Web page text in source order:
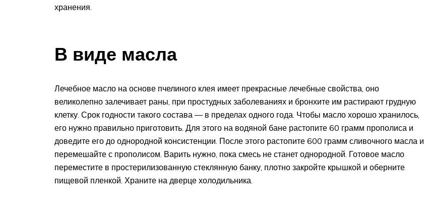
хранения.
В виде масла
Лечебное масло на основе пчелиного клея имеет прекрасные лечебные свойства, оно
великолепно залечивает раны, при простудных заболеваниях и бронхите им растирают грудную
клетку. Срок годности такого состава — в пределах одного года. Чтобы масло хорошо хранилось,
его нужно правильно приготовить. Для этого на водяной бане растопите 60 грамм прополиса и
доведите его до однородной консистенции. После этого растопите 600 грамм сливочного масла и
перемешайте с прополисом. Варить нужно, пока смесь не станет однородной. Готовое масло
переместите в простерилизованную стеклянную банку, плотно закройте крышкой и оберните
пищевой пленкой. Храните на дверце холодильника.